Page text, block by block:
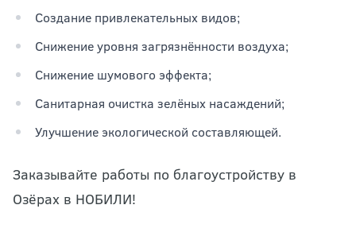
Создание привлекательных видов;
Снижение уровня загрязнённости воздуха;
Снижение шумового эффекта;
Санитарная очистка зелёных насаждений;
Улучшение экологической составляющей.
Заказывайте работы по благоустройству в
Озёрах в НОБИЛИ!